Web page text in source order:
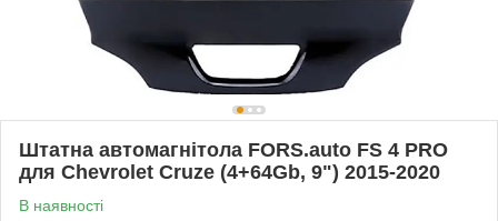
Штатна автомагнітола FORS.auto FS 4 PRO
для Chevrolet Cruze (4+64Gb, 9") 2015-2020
В наявності